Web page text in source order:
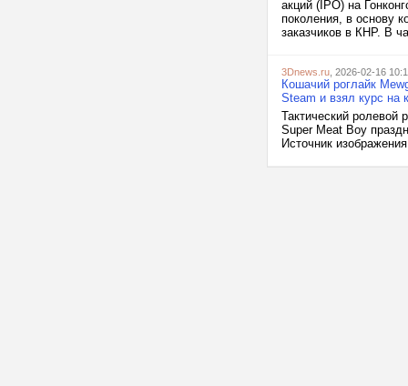
акций (IPO) на
поколения, в основу
заказчиков в КНР. В
3Dnews.ru , 2026-02-16
Кошачий роглайк
Steam и взял курс на
Тактический ролевой
Super Meat Boy
Источник